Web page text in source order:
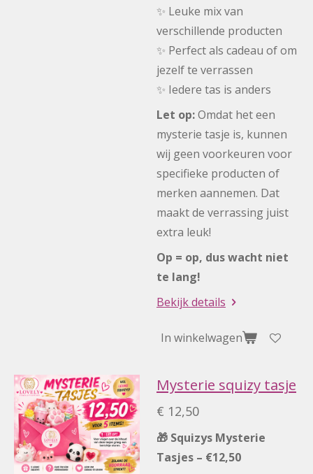
✨ Leuke mix van
verschillende producten
✨ Perfect als cadeau of om
jezelf te verrassen
✨ Iedere tas is anders
Let op:Omdat het een
mysterie tasje is, kunnen
wij geen voorkeuren voor
specifieke producten of
merken aannemen. Dat
maakt de verrassing juist
extra leuk!
Op = op, dus wacht niet
te lang!
Bekijk details
In winkelwagen
Mysterie squizy tasje
€ 12,50
🎁 Squizys Mysterie
Tasjes – €12,50